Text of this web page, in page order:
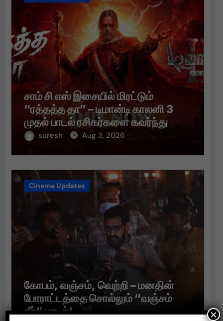
சாம் சி எஸ் இசையில் மிரட்டும்
“ரத்தத்த தா” – டிமான்டி காலனி 3
முதல் பாடல் ரசிகர்களை கவர்ந்து
வருகிறது!
suresh Aug 3, 2026
Cinema Updates
கோபம், வஞ்சம், வெற்றி – மனதின்
போராட்டத்தை சொல்லும் “வஞ்சம்
தீர்” பாடல்!
×